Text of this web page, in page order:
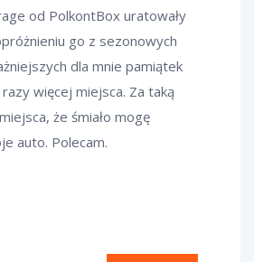
od PolkontBox uratowały
go z sezonowych
dla mnie pamiątek
więcej miejsca. Za taką
że śmiało mogę
auto. Polecam.